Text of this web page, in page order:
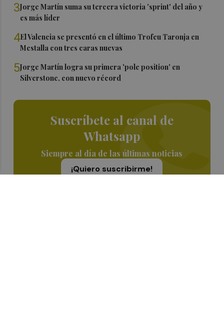
3Jorge Martín suma su tercera victoria 'sprint' del año y
es más líder
4El Valencia se presentó en el último Trofeu Taronja en
Mestalla con tres caras nuevas
5Jorge Martín logra su primera 'pole position' en
Silverstone, con nuevo récord
Suscríbete al canal de
Whatsapp
Siempre al día de las últimas noticias
¡Quiero suscribirme!